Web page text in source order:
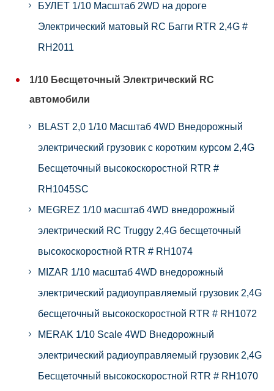
БУЛЕТ 1/10 Масштаб 2WD на дороге
Электрический матовый RC Багги RTR 2,4G #
RH2011
1/10 Бесщеточный Электрический RC
автомобили
BLAST 2,0 1/10 Масштаб 4WD Внедорожный
электрический грузовик с коротким курсом 2,4G
Бесщеточный высокоскоростной RTR #
RH1045SC
MEGREZ 1/10 масштаб 4WD внедорожный
электрический RC Truggy 2,4G бесщеточный
высокоскоростной RTR # RH1074
MIZAR 1/10 масштаб 4WD внедорожный
электрический радиоуправляемый грузовик 2,4G
бесщеточный высокоскоростной RTR # RH1072
MERAK 1/10 Scale 4WD Внедорожный
электрический радиоуправляемый грузовик 2,4G
Бесщеточный высокоскоростной RTR # RH1070